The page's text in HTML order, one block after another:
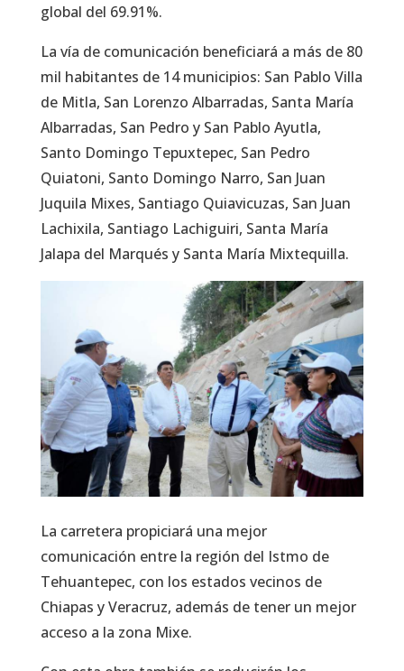
global del 69.91%.
La vía de comunicación beneficiará a más de 80
mil habitantes de 14 municipios: San Pablo Villa
de Mitla, San Lorenzo Albarradas, Santa María
Albarradas, San Pedro y San Pablo Ayutla,
Santo Domingo Tepuxtepec, San Pedro
Quiatoni, Santo Domingo Narro, San Juan
Juquila Mixes, Santiago Quiavicuzas, San Juan
Lachixila, Santiago Lachiguiri, Santa María
Jalapa del Marqués y Santa María Mixtequilla.
La carretera propiciará una mejor
comunicación entre la región del Istmo de
Tehuantepec, con los estados vecinos de
Chiapas y Veracruz, además de tener un mejor
acceso a la zona Mixe.